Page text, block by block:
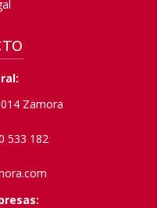
Zamora
533 182